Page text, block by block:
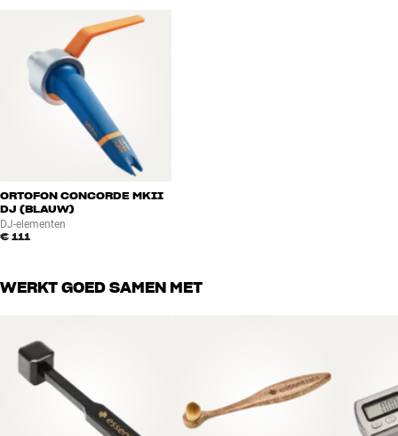
ORTOFON CONCORDE MKII
DJ (BLAUW)
DJ-elementen
€ 111
WERKT GOED SAMEN MET